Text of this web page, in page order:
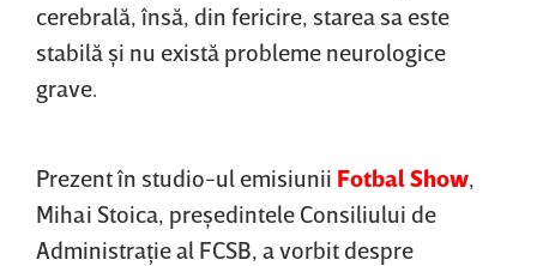
cerebrală, însă, din fericire, starea sa este
stabilă şi nu există probleme neurologice
grave.
Prezent în studio-ul emisiunii Fotbal Show,
Mihai Stoica, preşedintele Consiliului de
Administraţie al FCSB, a vorbit despre